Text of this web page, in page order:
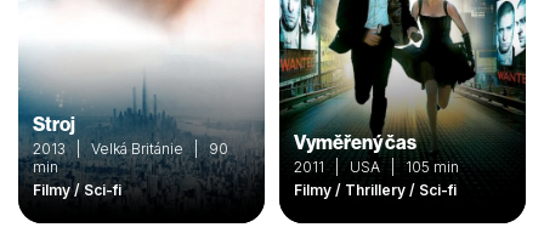
Stroj
2013 | Velká Británie | 90
min
Filmy / Sci-fi
Vyměřený čas
2011 | USA | 105 min
Filmy / Thrillery / Sci-fi